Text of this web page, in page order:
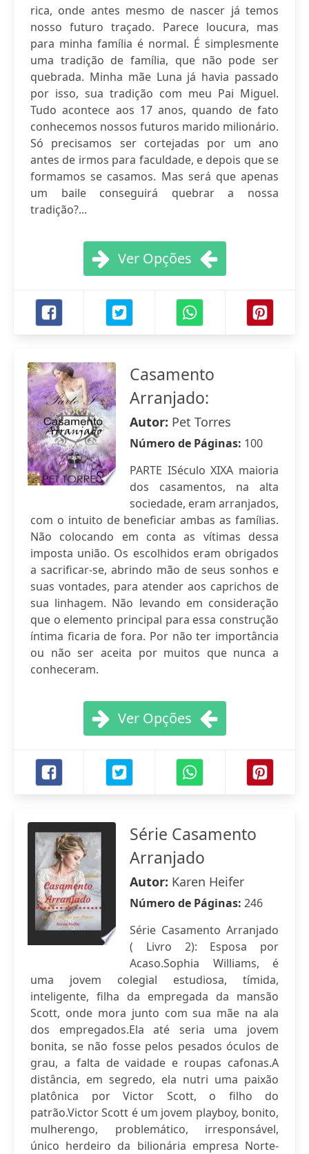
rica, onde antes mesmo de nascer já temos
nosso futuro traçado. Parece loucura, mas
para minha família é normal. É simplesmente
uma tradição de família, que não pode ser
quebrada. Minha mãe Luna já havia passado
por isso, sua tradição com meu Pai Miguel.
Tudo acontece aos 17 anos, quando de fato
conhecemos nossos futuros marido milionário.
Só precisamos ser cortejadas por um ano
antes de irmos para faculdade, e depois que se
formamos se casamos. Mas será que apenas
um baile conseguirá quebrar a nossa
tradição?...
Ver Opções
Casamento
Arranjado:
Autor: Pet Torres
Número de Páginas: 100
PARTE ISéculo XIXA maioria
dos casamentos, na alta
sociedade, eram arranjados,
com o intuito de beneficiar ambas as famílias.
Não colocando em conta as vítimas dessa
imposta união. Os escolhidos eram obrigados
a sacrificar-se, abrindo mão de seus sonhos e
suas vontades, para atender aos caprichos de
sua linhagem. Não levando em consideração
que o elemento principal para essa construção
íntima ficaria de fora. Por não ter importância
ou não ser aceita por muitos que nunca a
conheceram.
Ver Opções
Série Casamento
Arranjado
Autor: Karen Heifer
Número de Páginas: 246
Série Casamento Arranjado
( Livro 2): Esposa por
Acaso.Sophia Williams, é
uma jovem colegial estudiosa, tímida,
inteligente, filha da empregada da mansão
Scott, onde mora junto com sua mãe na ala
dos empregados.Ela até seria uma jovem
bonita, se não fosse pelos pesados óculos de
grau, a falta de vaidade e roupas cafonas.A
distância, em segredo, ela nutri uma paixão
platônica por Victor Scott, o filho do
patrão.Victor Scott é um jovem playboy, bonito,
mulherengo, problemático, irresponsável,
único herdeiro da bilionária empresa Norte-